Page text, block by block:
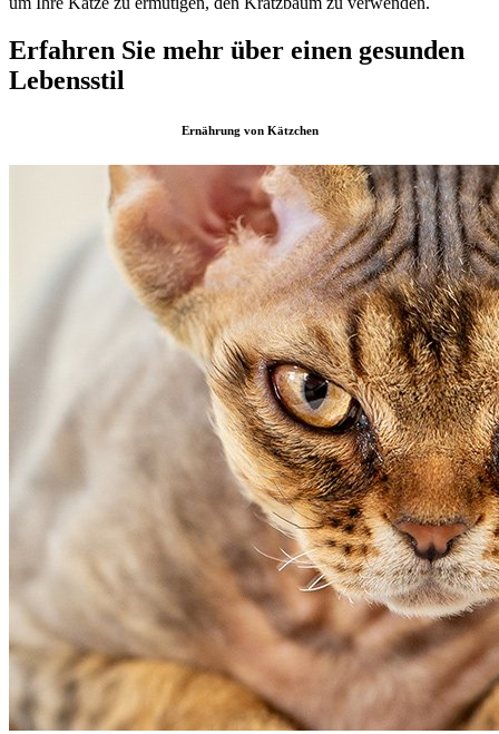
Erfahren Sie mehr über einen gesunden
Lebensstil
Ernährung von Kätzchen